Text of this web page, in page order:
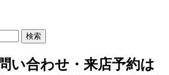
い合わせ・ 来店予約は